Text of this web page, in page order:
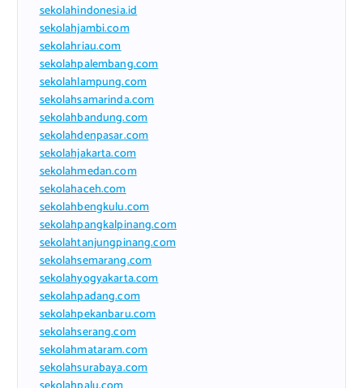
sekolahindonesia.id
sekolahjambi.com
sekolahriau.com
sekolahpalembang.com
sekolahlampung.com
sekolahsamarinda.com
sekolahbandung.com
sekolahdenpasar.com
sekolahjakarta.com
sekolahmedan.com
sekolahaceh.com
sekolahbengkulu.com
sekolahpangkalpinang.com
sekolahtanjungpinang.com
sekolahsemarang.com
sekolahyogyakarta.com
sekolahpadang.com
sekolahpekanbaru.com
sekolahserang.com
sekolahmataram.com
sekolahsurabaya.com